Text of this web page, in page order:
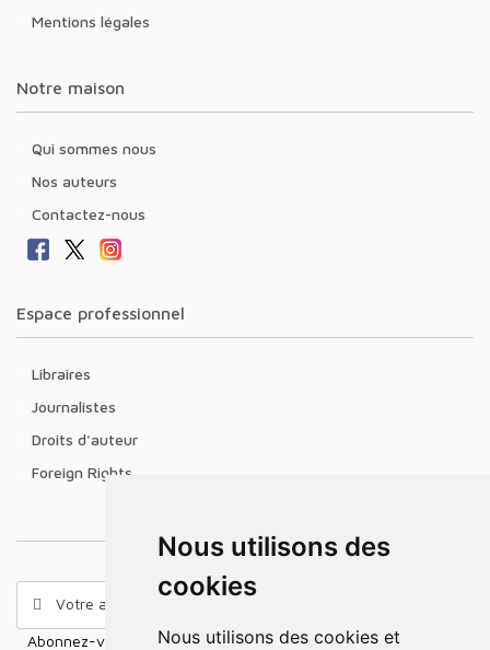
Nous utilisons des
cookies
Nous utilisons des cookies et
Mentions légales
Notre maison
Qui sommes nous
Nos auteurs
Contactez-nous
Espace professionnel
Libraires
Journalistes
Droits d'auteur
Foreign Rights
Abonnez-vous à notre Newsletter pour recevoir nos nouvelles